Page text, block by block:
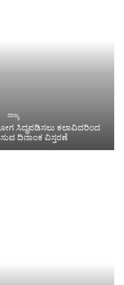
ರಾಜ್ಯ
ಸಿದ್ಧಪಡಿಸಲು ಕಲಾವಿದರಿಂದ
ದಿನಾಂಕ ವಿಸ್ತರಣೆ